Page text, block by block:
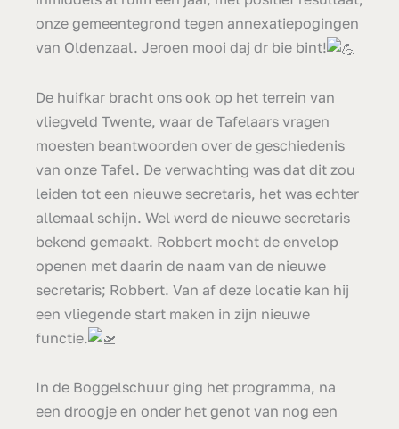
onze gemeentegrond tegen annexatiepogingen
van Oldenzaal. Jeroen mooi daj dr bie bint!
De huifkar bracht ons ook op het terrein van
vliegveld Twente, waar de Tafelaars vragen
moesten beantwoorden over de geschiedenis
van onze Tafel. De verwachting was dat dit zou
leiden tot een nieuwe secretaris, het was echter
allemaal schijn. Wel werd de nieuwe secretaris
bekend gemaakt. Robbert mocht de envelop
openen met daarin de naam van de nieuwe
secretaris; Robbert. Van af deze locatie kan hij
een vliegende start maken in zijn nieuwe
functie.
In de Boggelschuur ging het programma, na
een droogje en onder het genot van nog een